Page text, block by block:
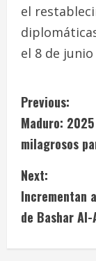
el
el 8 de junio
C
o
n
t
i
n
Previous:
Maduro:
milagrosos
Next:
Incrementan
de Bashar Al-